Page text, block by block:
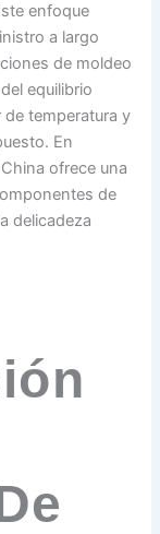
enfoque
a largo
de moldeo
equilibrio
temperatura y
En
ofrece una
de
delicadeza